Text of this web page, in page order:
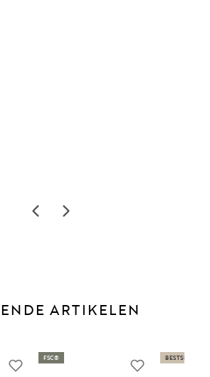
ARTIKELEN
FSC® BESTSELLER